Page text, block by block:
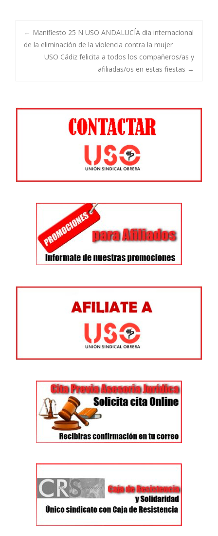
Navegación
entradas
← Manifiesto 25 N USO ANDALUCÍA dia internacional
de la eliminación de la violencia contra la mujer
USO Cádiz felicita a todos los compañeros/as y
afiliadas/os en estas fiestas →